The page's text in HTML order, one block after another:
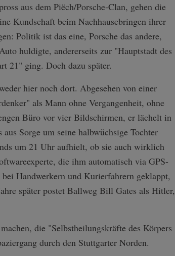
aus dem Piëch/Porsche-Clan, gehen die
Kundschaft beim Nachhausebringen ihrer
Politik ist das eine, Porsche das andere,
huldigte, andererseits zur "Hauptstadt des
21" ging. Doch dazu später.
hier noch dort. Abgesehen von einer
als Mann ohne Vergangenheit, ohne
Büro vor vier Bildschirmen, er lächelt in
Sorge um seine halbwüchsige Tochter
um 21 Uhr aufhielt, ob sie auch wirklich
die ihm automatisch via GPS-
Handwerkern und Kurierfahrern geklappt,
später postet Ballweg Bill Gates als Hitler,
die "Selbstheilungskräfte des Körpers
durch den Stuttgarter Norden.